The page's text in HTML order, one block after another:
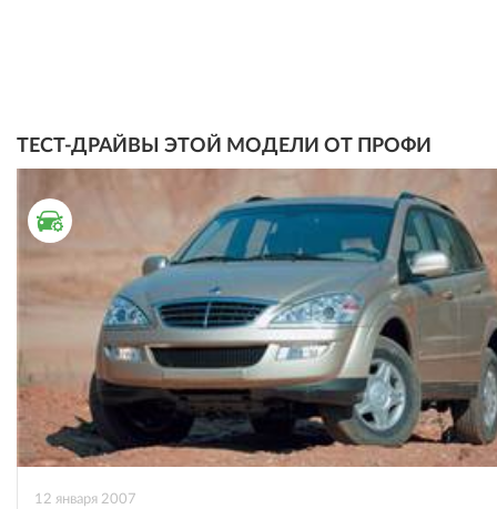
ТЕСТ-ДРАЙВЫ ЭТОЙ МОДЕЛИ ОТ ПРОФИ
12 января 2007